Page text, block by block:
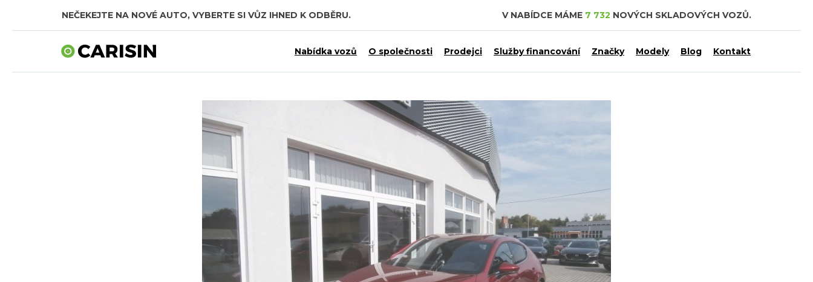
NEČEKEJTE NA NOVÉ AUTO, VYBERTE SI VŮZ IHNED K ODBĚRU. V NABÍDCE MÁME 7 732 NOVÝCH SKLADOVÝCH VOZŮ.
Nabídka vozů O společnosti Prodejci Služby financování Značky Modely Blog Kontakt